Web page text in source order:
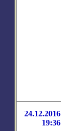
24.12.2016
19:36